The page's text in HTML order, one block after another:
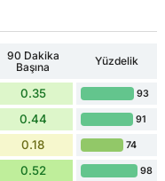
90 Dakika
Başına
Yüzdelik
0.35 93
0.44 91
0.18 74
0.52 98